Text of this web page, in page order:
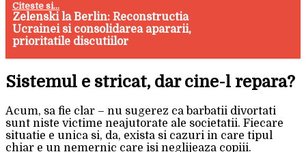
Citeste si...
Zelenski la Berlin: Reconstructia
Ucrainei si consolidarea apararii,
prioritatile discutiilor
Sistemul e stricat, dar cine-l repara?
Acum, sa fie clar – nu sugerez ca barbatii divortati
sunt niste victime neajutorate ale societatii. Fiecare
situatie e unica si, da, exista si cazuri in care tipul
chiar e un nemernic care isi neglijeaza copiii.